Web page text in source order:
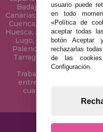
Badajoz, Baleares,
Canarias, Cantabria,
Cuenca, Gerona, Granada,
Huesca, Jaén, La Coruña,
Lugo, Madrid, Málaga,
Palencia, Pontevedra,
Tarragona, Tenerife,
Vizcaya,
Trabajamos con Stocks
entregas rápidas en
cuando el pedido se
usuario puede
en todo
«Política de
aceptar todas
botón Aceptar
rechazarlas
de las
Configuración.